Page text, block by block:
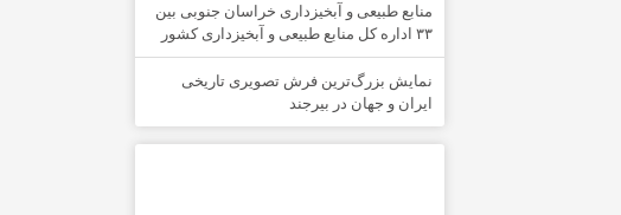
منابع طبیعی و آبخیزداری خراسان جنوبی بین
۳۳ اداره کل منابع طبیعی و آبخیزداری کشور
نمایش بزرگ‌ترین فرش تصویری تاریخی
ایران و جهان در بیرجند